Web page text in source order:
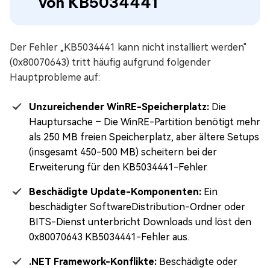
Der Fehler „KB5034441 kann nicht installiert werden"
(0x80070643) tritt häufig aufgrund folgender
Hauptprobleme auf:
Unzureichender WinRE-Speicherplatz: Die
Hauptursache – Die WinRE-Partition benötigt mehr
als 250 MB freien Speicherplatz, aber ältere Setups
(insgesamt 450-500 MB) scheitern bei der
Erweiterung für den KB5034441-Fehler.
Beschädigte Update-Komponenten: Ein
beschädigter SoftwareDistribution-Ordner oder
BITS-Dienst unterbricht Downloads und löst den
0x80070643 KB5034441-Fehler aus.
.NET Framework-Konflikte: Beschädigte oder